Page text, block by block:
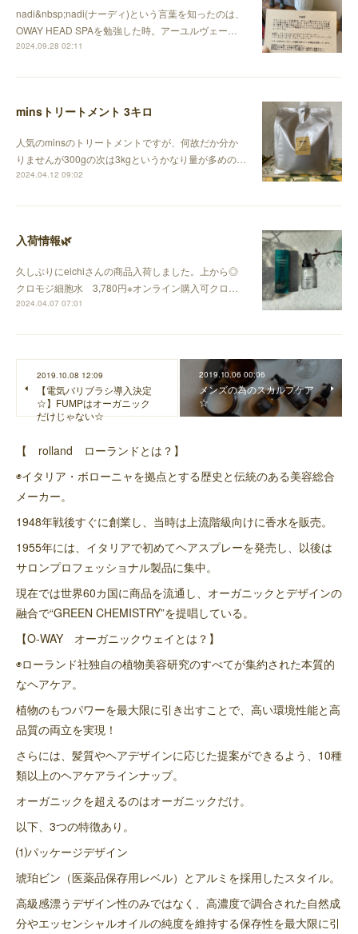
nadi&nbsp;nadi(ナーディ)という言葉を知ったのは、
OWAY HEAD SPAを勉強した時。アーユルヴェー…
2024.09.28 02:11
minsトリートメント 3キロ
人気のminsのトリートメントですが、何故だか分か
りませんが300gの次は3kgというかなり量が多めの…
2024.04.12 09:02
入荷情報🌿
久しぶりにeichiさんの商品入荷しました。上から◎
クロモジ細胞水 3,780円※オンライン購入可クロ…
2024.04.07 07:01
2019.10.08 12:09
【電気バリブラシ導入決定
☆】FUMPはオーガニック
だけじゃない☆
2019.10.06 00:06
メンズの為のスカルプケア
☆
【 rolland ローランドとは？】
◉イタリア・ボローニャを拠点とする歴史と伝統のある美容総合
メーカー。
1948年戦後すぐに創業し、当時は上流階級向けに香水を販売。
1955年には、イタリアで初めてヘアスプレーを発売し、以後は
サロンプロフェッショナル製品に集中。
現在では世界60カ国に商品を流通し、オーガニックとデザインの
融合で“GREEN CHEMISTRY”を提唱している。
【O-WAY オーガニックウェイとは？】
◉ローランド社独自の植物美容研究のすべてが集約された本質的
なヘアケア。
植物のもつパワーを最大限に引き出すことで、高い環境性能と高
品質の両立を実現！
さらには、髪質やヘアデザインに応じた提案ができるよう、10種
類以上のヘアケアラインナップ。
オーガニックを超えるのはオーガニックだけ。
以下、3つの特徴あり。
⑴パッケージデザイン
琥珀ビン（医薬品保存用レベル）とアルミを採用したスタイル。
高級感漂うデザイン性のみではなく、高濃度で調合された自然成
分やエッセンシャルオイルの純度を維持する保存性を最大限に引